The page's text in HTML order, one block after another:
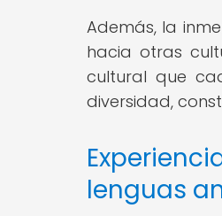
Además, la
hacia otras
cultural que
diversidad,
lenguas